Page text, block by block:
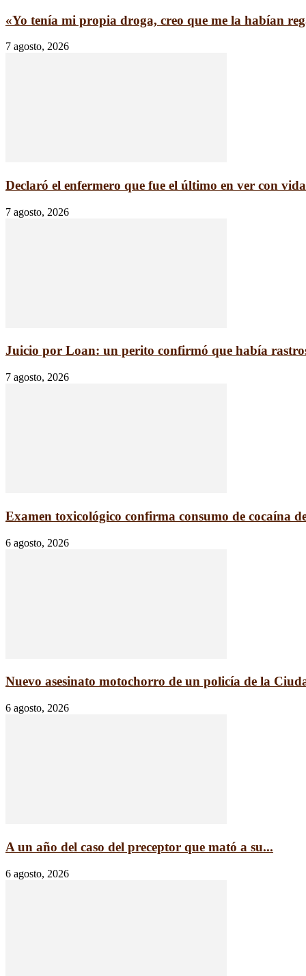
«Yo tenía mi propia droga, creo que me la habían
7 agosto, 2026
Declaró el enfermero que fue el último en ver con
7 agosto, 2026
Juicio por Loan: un perito confirmó que había
7 agosto, 2026
Examen toxicológico confirma consumo de cocaína
6 agosto, 2026
Nuevo asesinato motochorro de un policía de la
6 agosto, 2026
A un año del caso del preceptor que mató a su...
6 agosto, 2026